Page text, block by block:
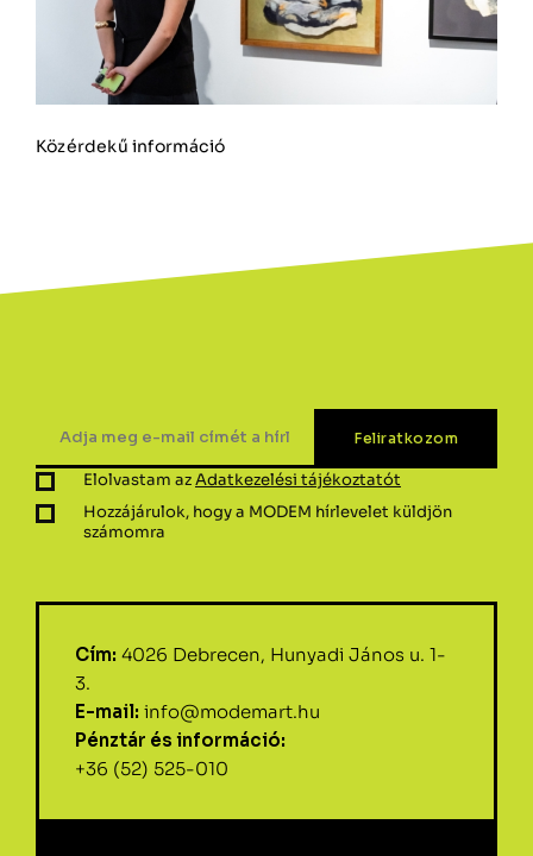
Közérdekű információ
Elolvastam azAdatkezelési tájékoztatót
Hozzájárulok, hogy a MODEM hírlevelet küldjön
számomra
Cím: 4026 Debrecen, Hunyadi János u. 1-
3.
E-mail: info@modemart.hu
Pénztár és információ:
+36 (52) 525-010